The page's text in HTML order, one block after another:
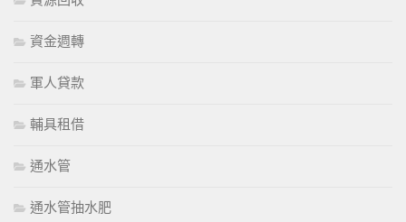
資金週轉
軍人貸款
輔具租借
通水管
通水管抽水肥